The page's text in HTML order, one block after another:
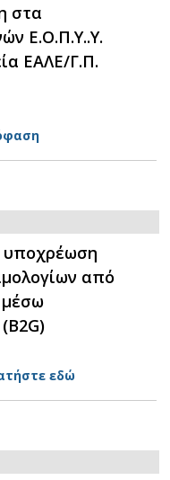
στα
Ε.Ο.Π.Υ..Υ.
ΕΑΛΕ/Γ.Π.
υποχρέωση
από
μέσω
εδώ